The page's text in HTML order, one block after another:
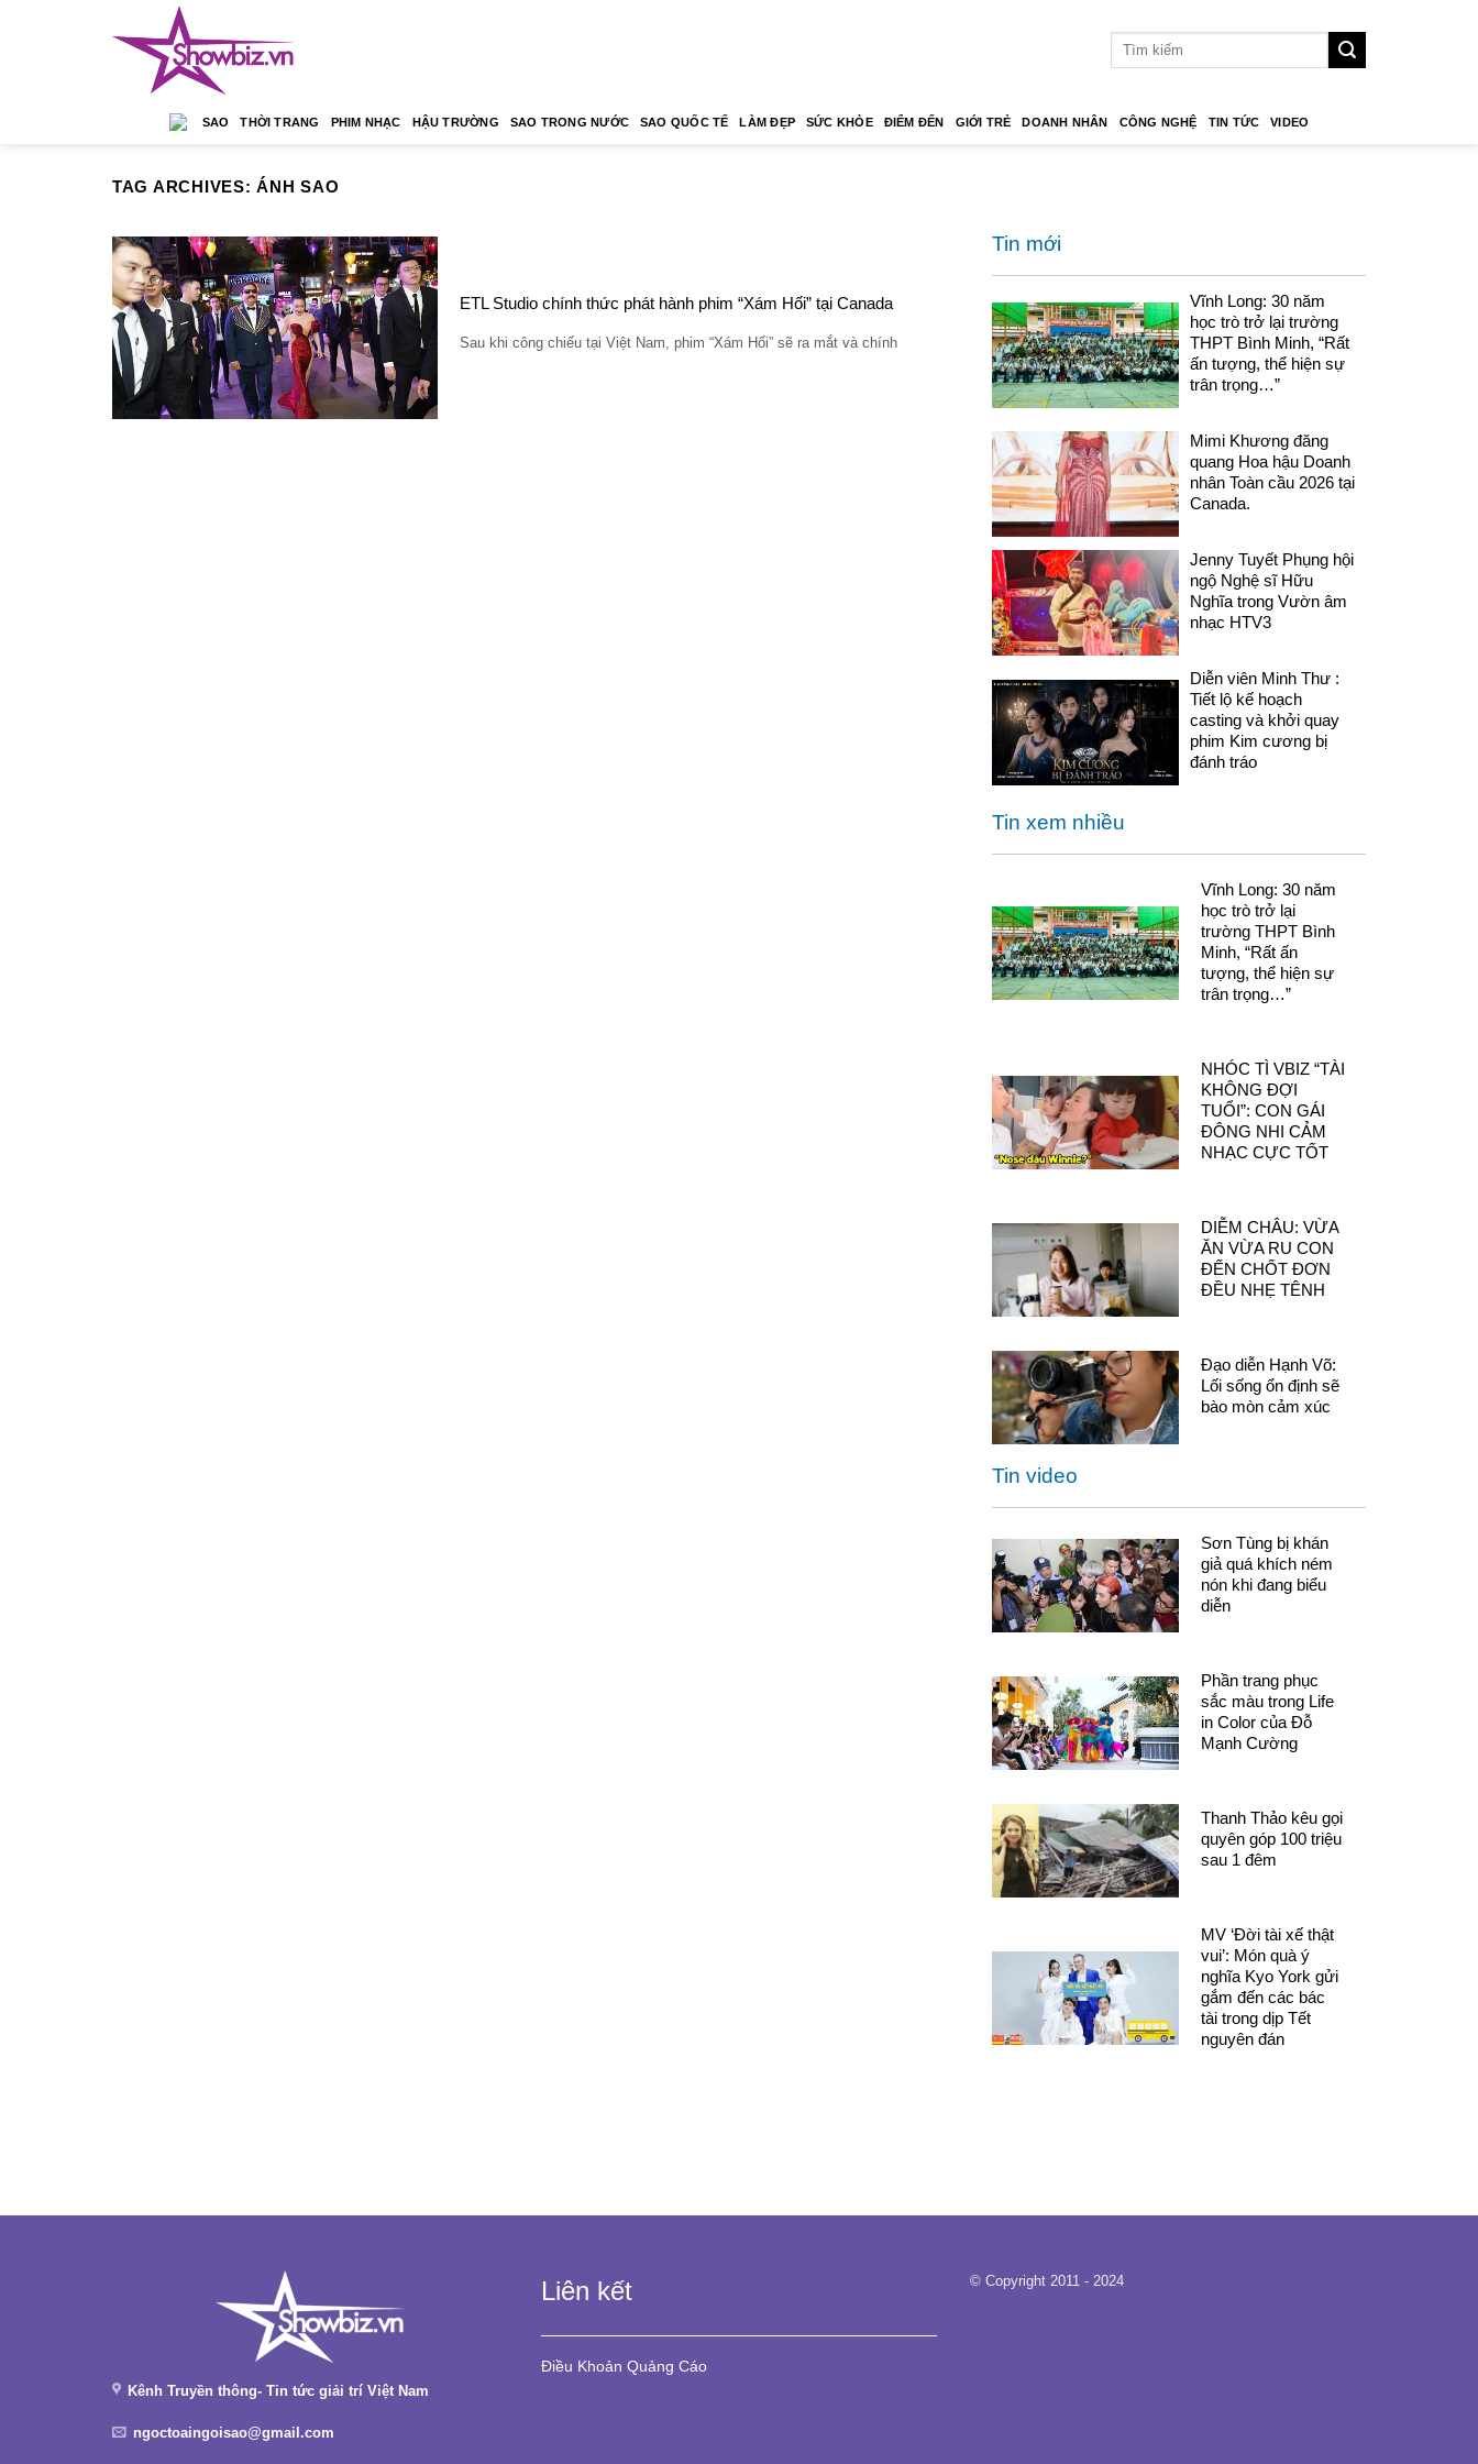
SAO THỜI TRANG PHIM NHẠC HẬU TRƯỜNG SAO TRONG NƯỚC SAO QUỐC TẾ LÀM ĐẸP SỨC KHỎE ĐIỂM ĐẾN GIỚI TRẺ DOANH NHÂN CÔNG NGHỆ TIN TỨC VIDEO
TAG ARCHIVES:ÁNH SAO
ETL Studio chính thức phát hành phim “Xám Hối” tại Canada
Sau khi công chiếu tại Việt Nam, phim “Xám Hối” sẽ ra mắt và chính
Tin mới
Vĩnh Long: 30 năm
học trò trở lại trường
THPT Bình Minh, “Rất
ấn tượng, thể hiện sự
trân trọng…”
Mimi Khương đăng
quang Hoa hậu Doanh
nhân Toàn cầu 2026 tại
Canada.
Jenny Tuyết Phụng hội
ngộ Nghệ sĩ Hữu
Nghĩa trong Vườn âm
nhạc HTV3
Diễn viên Minh Thư :
Tiết lộ kế hoạch
casting và khởi quay
phim Kim cương bị
đánh tráo
Tin xem nhiều
Vĩnh Long: 30 năm
học trò trở lại
trường THPT Bình
Minh, “Rất ấn
tượng, thể hiện sự
trân trọng…”
NHÓC TÌ VBIZ “TÀI
KHÔNG ĐỢI
TUỔI”: CON GÁI
ĐÔNG NHI CẢM
NHẠC CỰC TỐT
DIỄM CHÂU: VỪA
ĂN VỪA RU CON
ĐẾN CHỐT ĐƠN
ĐỀU NHẸ TÊNH
Đạo diễn Hạnh Võ:
Lối sống ổn định sẽ
bào mòn cảm xúc
Tin video
Sơn Tùng bị khán
giả quá khích ném
nón khi đang biểu
diễn
Phần trang phục
sắc màu trong Life
in Color của Đỗ
Mạnh Cường
Thanh Thảo kêu gọi
quyên góp 100 triệu
sau 1 đêm
MV ‘Đời tài xế thật
vui’: Món quà ý
nghĩa Kyo York gửi
gắm đến các bác
tài trong dịp Tết
nguyên đán
Kênh Truyền thông- Tin tức giải trí Việt Nam
ngoctoaingoisao@gmail.com
Liên kết
Điều Khoản Quảng Cáo
© Copyright 2011 - 2024